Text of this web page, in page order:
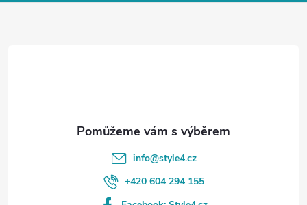
info@style4.cz
+420 604 294 155